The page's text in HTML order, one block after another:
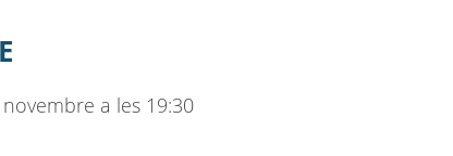
a les 19:30